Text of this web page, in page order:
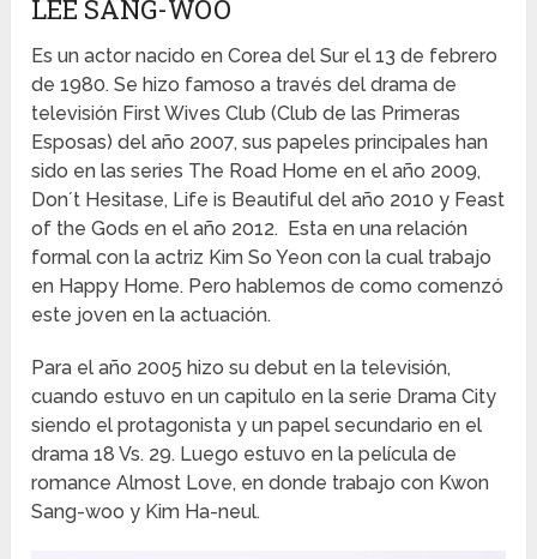
LEE SANG-WOO
Es un actor nacido en Corea del Sur el 13 de febrero
de 1980. Se hizo famoso a través del drama de
televisión First Wives Club (Club de las Primeras
Esposas) del año 2007, sus papeles principales han
sido en las series The Road Home en el año 2009,
Don´t Hesitase, Life is Beautiful del año 2010 y Feast
of the Gods en el año 2012. Esta en una relación
formal con la actriz Kim So Yeon con la cual trabajo
en Happy Home. Pero hablemos de como comenzó
este joven en la actuación.
Para el año 2005 hizo su debut en la televisión,
cuando estuvo en un capitulo en la serie Drama City
siendo el protagonista y un papel secundario en el
drama 18 Vs. 29. Luego estuvo en la película de
romance Almost Love, en donde trabajo con Kwon
Sang-woo y Kim Ha-neul.